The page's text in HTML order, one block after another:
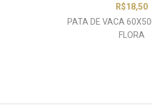
R$18,50
PATA DE VACA
FLORA